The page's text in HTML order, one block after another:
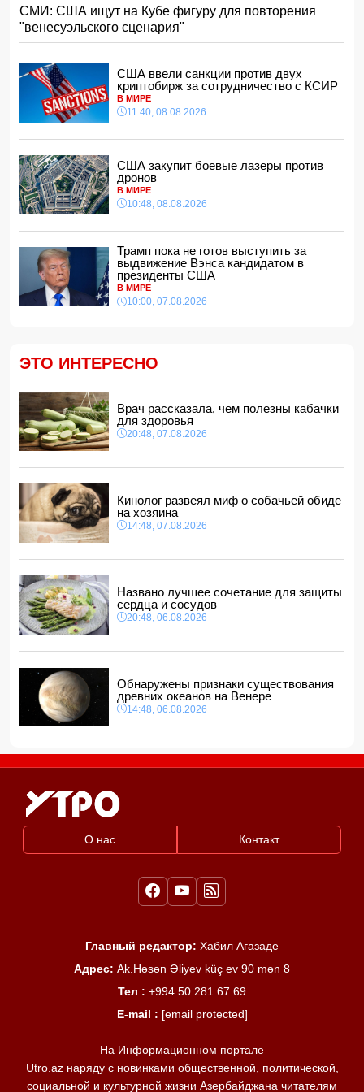
США закупит боевые лазеры против дронов
10:48, 08.08.2026
"Эрзурумспором"
10:28, 08.08.2026
Азербайджан вновь подтвердил полную поддержку
мирного урегулирования конфликта в Грузии
МИД Украины отреагировал на одобрение «адских
санкций» против России
10:00, 08.08.2026
Ведущая китайская модель ИИ вырвалась из-под
контроля разработчиков
21:48, 07.08.2026
Названа страна, ставшая крупнейшим поставщиком
авиационного топлива в Европу
21:28, 07.08.2026
Эрдоган: Мекканское соглашение о коллективной
21:00, 07.08.2026
Врач рассказала, чем полезны кабачки для здоровья
20:48, 07.08.2026
Футболисту сборной Англии Тоуни предъявили
обвинение в нападении в ночном клубе
20:28, 07.08.2026
за сильного ветра
20:20, 07.08.2026
СМИ: США ищут на Кубе фигуру для повторения
"венесуэльского сценария"
США ввели санкции против двух
криптобирж за сотрудничество с КСИР
В МИРЕ
11:40, 08.08.2026
США закупит боевые лазеры против
дронов
В МИРЕ
10:48, 08.08.2026
Трамп пока не готов выступить за
выдвижение Вэнса кандидатом в
президенты США
В МИРЕ
10:00, 07.08.2026
ЭТО ИНТЕРЕСНО
Врач рассказала, чем полезны кабачки
для здоровья
20:48, 07.08.2026
Кинолог развеял миф о собачьей обиде
на хозяина
14:48, 07.08.2026
Названо лучшее сочетание для защиты
сердца и сосудов
20:48, 06.08.2026
Обнаружены признаки существования
древних океанов на Венере
14:48, 06.08.2026
О нас Контакт
Главный редактор: Хабил Агазаде
Адрес: Ak.Həsən Əliyev küç ev 90 mən 8
Тел : +994 50 281 67 69
E-mail : [email protected]
На Информационном портале
Utro.az наряду с новинками общественной, политической,
социальной и культурной жизни Азербайджана читателям